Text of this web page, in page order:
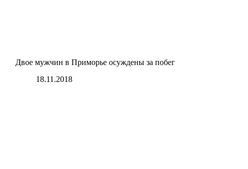
Двое мужчин в Приморье осуждены за побег
18.11.2018